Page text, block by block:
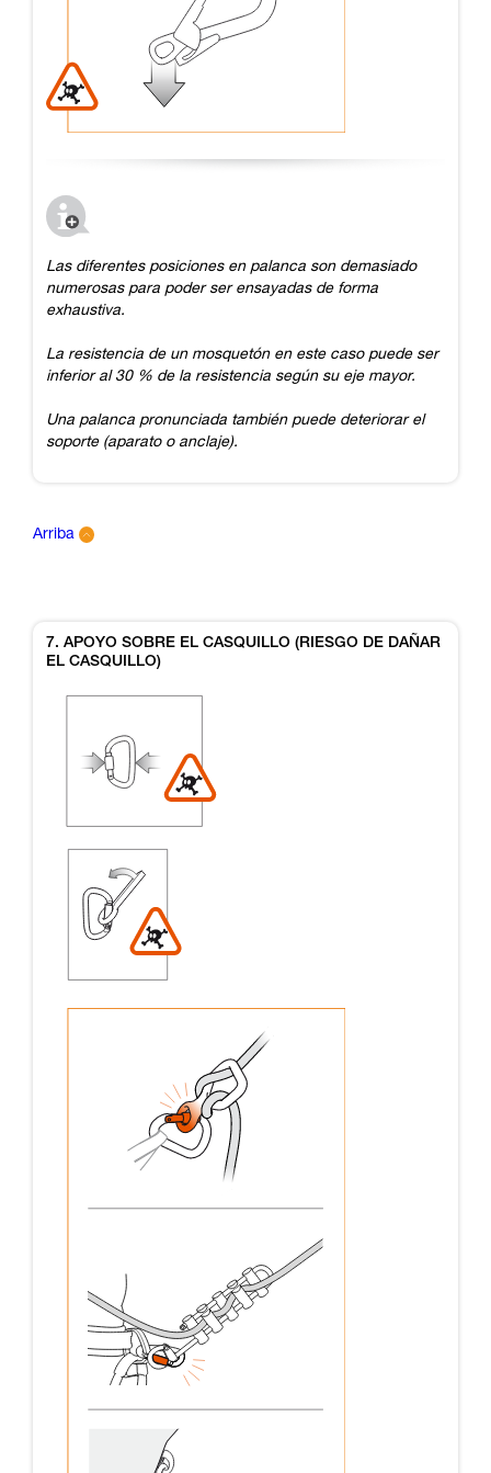
Las diferentes posiciones en palanca son demasiado
numerosas para poder ser ensayadas de forma
exhaustiva.
La resistencia de un mosquetón en este caso puede ser
inferior al 30 % de la resistencia según su eje mayor.
Una palanca pronunciada también puede deteriorar el
soporte (aparato o anclaje).
Arriba
7. APOYO SOBRE EL CASQUILLO (RIESGO DE DAÑAR
EL CASQUILLO)